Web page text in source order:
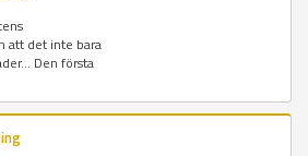
att det inte bara
Den första